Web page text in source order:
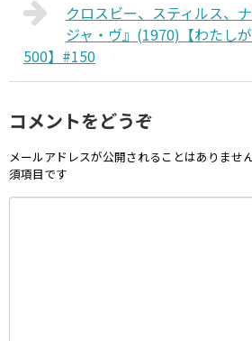
クロスビー、スティルス、
ジャ・ヴ』(1970)【わたし
500】#150
コメントをどうぞ
メールアドレスが公開されることはありません
須項目です